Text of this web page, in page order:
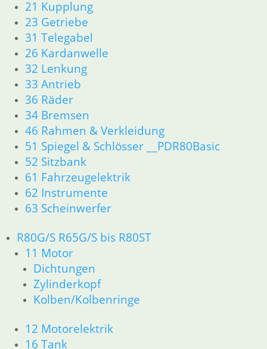
21 Kupplung
23 Getriebe
31 Telegabel
26 Kardanwelle
32 Lenkung
33 Antrieb
36 Räder
34 Bremsen
46 Rahmen & Verkleidung
51 Spiegel & Schlösser __PDR80Basic
52 Sitzbank
61 Fahrzeugelektrik
62 Instrumente
63 Scheinwerfer
R80G/S R65G/S bis R80ST
11 Motor
Dichtungen
Zylinderkopf
Kolben/Kolbenringe
12 Motorelektrik
16 Tank
52 Sitzbank
61 Fahrzeugelektrik
62 Instrumente
63 Scheinwerfer
R80G/S R65G/S bis R80ST
11 Motor
Dichtungen
Zylinderkopf
Kolben/Kolbenringe
12 Motorelektrik
16 Tank
18 Auspuff
13 Vergaser
21 Kupplung
23 Getriebe
31 Telegabel
32 Lenkung
33 Antrieb
34 Bremsen
36 Räder
46 Rahmen & Verkleidung
61 Fahrzeugelektrik
62 Instrumente